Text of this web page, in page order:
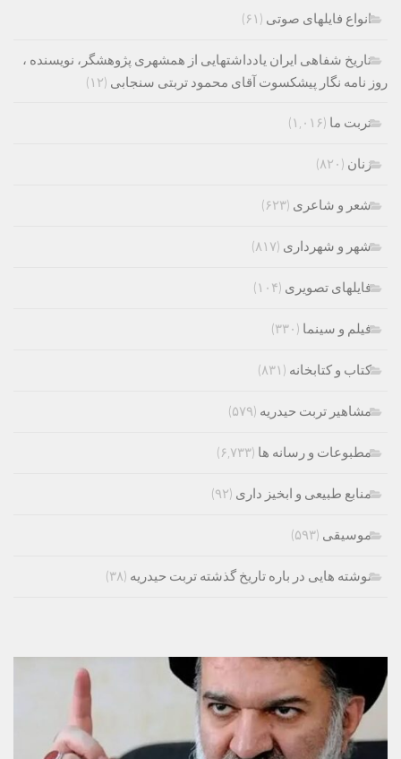
انواع فایلهای صوتی (۶۱)
تاریخ شفاهی ایران یادداشتهایی از همشهری پژوهشگر، نویسنده ،
روز نامه نگار پیشکسوت آقای محمود تربتی سنجابی (۱۲)
تربت ما (۱,۰۱۶)
زنان (۸۲۰)
شعر و شاعری (۶۲۳)
شهر و شهرداری (۸۱۷)
فایلهای تصویری (۱۰۴)
فیلم و سینما (۳۳۰)
کتاب و کتابخانه (۸۳۱)
مشاهیر تربت حیدریه (۵۷۹)
مطبوعات و رسانه ها (۶,۷۳۳)
منابع طبیعی و ابخیز داری (۹۲)
موسیقی (۵۹۳)
نوشته هایی در باره تاریخ گذشته تربت حیدریه (۳۸)